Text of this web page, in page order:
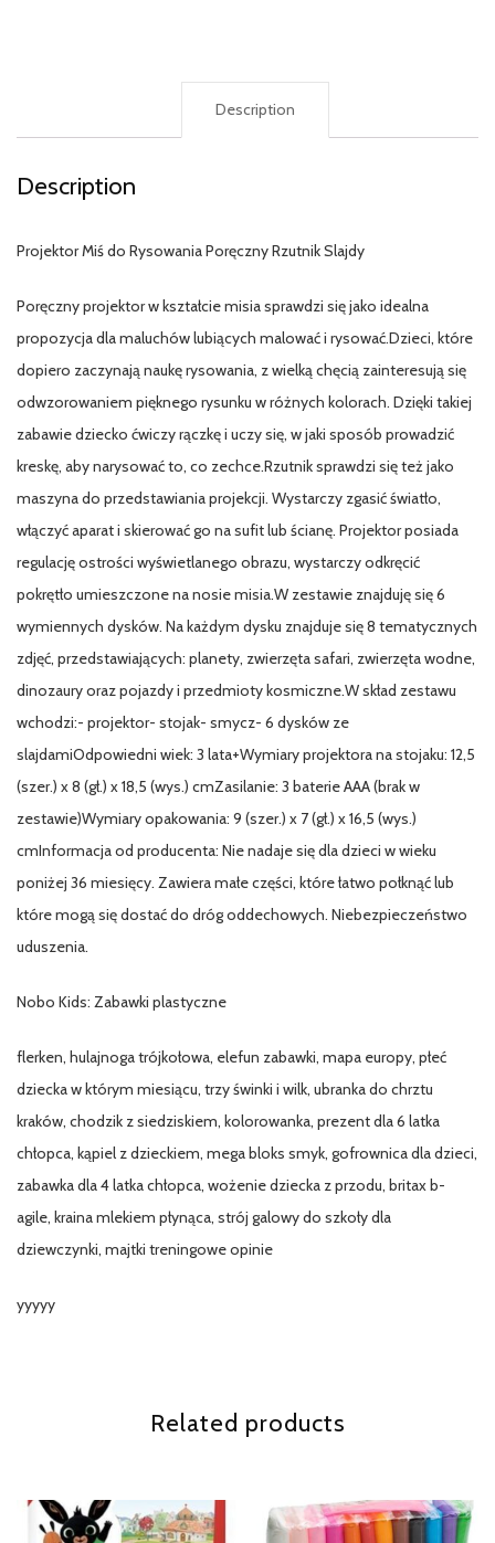
Description
Description
Projektor Miś do Rysowania Poręczny Rzutnik Slajdy
Poręczny projektor w kształcie misia sprawdzi się jako idealna
propozycja dla maluchów lubiących malować i rysować.Dzieci, które
dopiero zaczynają naukę rysowania, z wielką chęcią zainteresują się
odwzorowaniem pięknego rysunku w różnych kolorach. Dzięki takiej
zabawie dziecko ćwiczy rączkę i uczy się, w jaki sposób prowadzić
kreskę, aby narysować to, co zechce.Rzutnik sprawdzi się też jako
maszyna do przedstawiania projekcji. Wystarczy zgasić światło,
włączyć aparat i skierować go na sufit lub ścianę. Projektor posiada
regulację ostrości wyświetlanego obrazu, wystarczy odkręcić
pokrętło umieszczone na nosie misia.W zestawie znajduję się 6
wymiennych dysków. Na każdym dysku znajduje się 8 tematycznych
zdjęć, przedstawiających: planety, zwierzęta safari, zwierzęta wodne,
dinozaury oraz pojazdy i przedmioty kosmiczne.W skład zestawu
wchodzi:- projektor- stojak- smycz- 6 dysków ze
slajdamiOdpowiedni wiek: 3 lata+Wymiary projektora na stojaku: 12,5
(szer.) x 8 (gł.) x 18,5 (wys.) cmZasilanie: 3 baterie AAA (brak w
zestawie)Wymiary opakowania: 9 (szer.) x 7 (gł.) x 16,5 (wys.)
cmInformacja od producenta: Nie nadaje się dla dzieci w wieku
poniżej 36 miesięcy. Zawiera małe części, które łatwo połknąć lub
które mogą się dostać do dróg oddechowych. Niebezpieczeństwo
uduszenia.
Nobo Kids: Zabawki plastyczne
flerken, hulajnoga trójkołowa, elefun zabawki, mapa europy, płeć
dziecka w którym miesiącu, trzy świnki i wilk, ubranka do chrztu
kraków, chodzik z siedziskiem, kolorowanka, prezent dla 6 latka
chłopca, kąpiel z dzieckiem, mega bloks smyk, gofrownica dla dzieci,
zabawka dla 4 latka chłopca, wożenie dziecka z przodu, britax b-
agile, kraina mlekiem płynąca, strój galowy do szkoły dla
dziewczynki, majtki treningowe opinie
yyyyy
Related products